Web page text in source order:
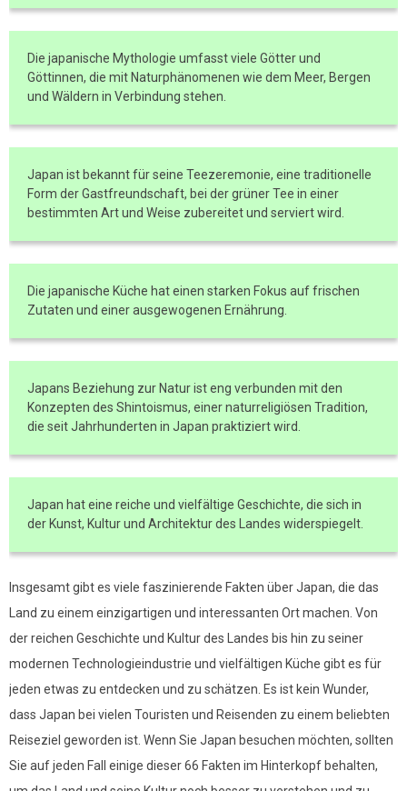
Die japanische Mythologie umfasst viele Götter und
Göttinnen, die mit Naturphänomenen wie dem Meer, Bergen
und Wäldern in Verbindung stehen.
Japan ist bekannt für seine Teezeremonie, eine traditionelle
Form der Gastfreundschaft, bei der grüner Tee in einer
bestimmten Art und Weise zubereitet und serviert wird.
Die japanische Küche hat einen starken Fokus auf frischen
Zutaten und einer ausgewogenen Ernährung.
Japans Beziehung zur Natur ist eng verbunden mit den
Konzepten des Shintoismus, einer naturreligiösen Tradition,
die seit Jahrhunderten in Japan praktiziert wird.
Japan hat eine reiche und vielfältige Geschichte, die sich in
der Kunst, Kultur und Architektur des Landes widerspiegelt.
Insgesamt gibt es viele faszinierende Fakten über Japan, die das
Land zu einem einzigartigen und interessanten Ort machen. Von
der reichen Geschichte und Kultur des Landes bis hin zu seiner
modernen Technologieindustrie und vielfältigen Küche gibt es für
jeden etwas zu entdecken und zu schätzen. Es ist kein Wunder,
dass Japan bei vielen Touristen und Reisenden zu einem beliebten
Reiseziel geworden ist. Wenn Sie Japan besuchen möchten, sollten
Sie auf jeden Fall einige dieser 66 Fakten im Hinterkopf behalten,